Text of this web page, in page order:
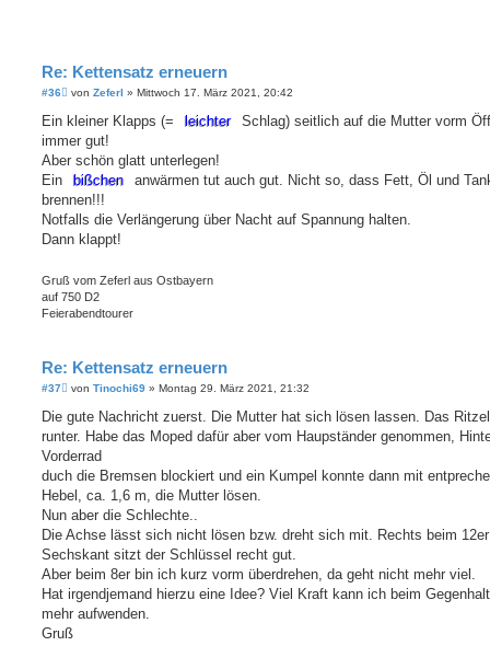
Re: Kettensatz erneuern
#36
B
i
r
a
von Zeferl » Mittwoch 17. März 2021, 20:42
Ein kleiner Klapps (= leichter Schlag) seitlich auf die Mutter vorm
immer gut!
Aber schön glatt unterlegen!
Ein
bißchen
anwärmen tut auch gut. Nicht so, dass Fett, Öl und
brennen!!!
Notfalls die Verlängerung über Nacht auf Spannung halten.
Dann klappt!
Gruß vom Zeferl aus Ostbayern
auf 750 D2
Feierabendtourer
Re: Kettensatz erneuern
#37
B
i
t
r
a
von Tinochi69 » Montag 29. März 2021, 21:32
Die gute Nachricht zuerst. Die Mutter hat sich lösen lassen. Das
runter. Habe das Moped dafür aber vom Haupständer genommen,
Vorderrad
duch die Bremsen blockiert und ein Kumpel konnte dann mit
Hebel, ca. 1,6 m, die Mutter lösen.
Nun aber die Schlechte..
Die Achse lässt sich nicht lösen bzw. dreht sich mit. Rechts beim 12er
Sechskant sitzt der Schlüssel recht gut.
Aber beim 8er bin ich kurz vorm überdrehen, da geht nicht mehr viel.
Hat irgendjemand hierzu eine Idee? Viel Kraft kann ich beim
mehr aufwenden.
Gruß